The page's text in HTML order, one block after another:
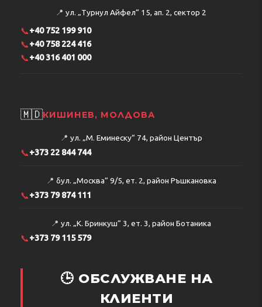
📍 ул. „Турнул Айфел“ 15, ап. 2, сектор 2
📞+40 752 199 910
📞+40 758 224 416
📞+40 316 401 000
🇲🇩КИШИНЕВ, МОЛДОВА
📍 ул. „М. Еминеску“ 74, район Център
📞+373 22 844 744
📍 бул. „Москва“ 9/5, ет. 2, район Ръшкановка
📞+373 79 874 111
📍 ул. „К. Бринкуш“ 3, ет. 3, район Ботаника
📞+373 79 115 579
🕒 ОБСЛУЖВАНЕ НА
КЛИЕНТИ